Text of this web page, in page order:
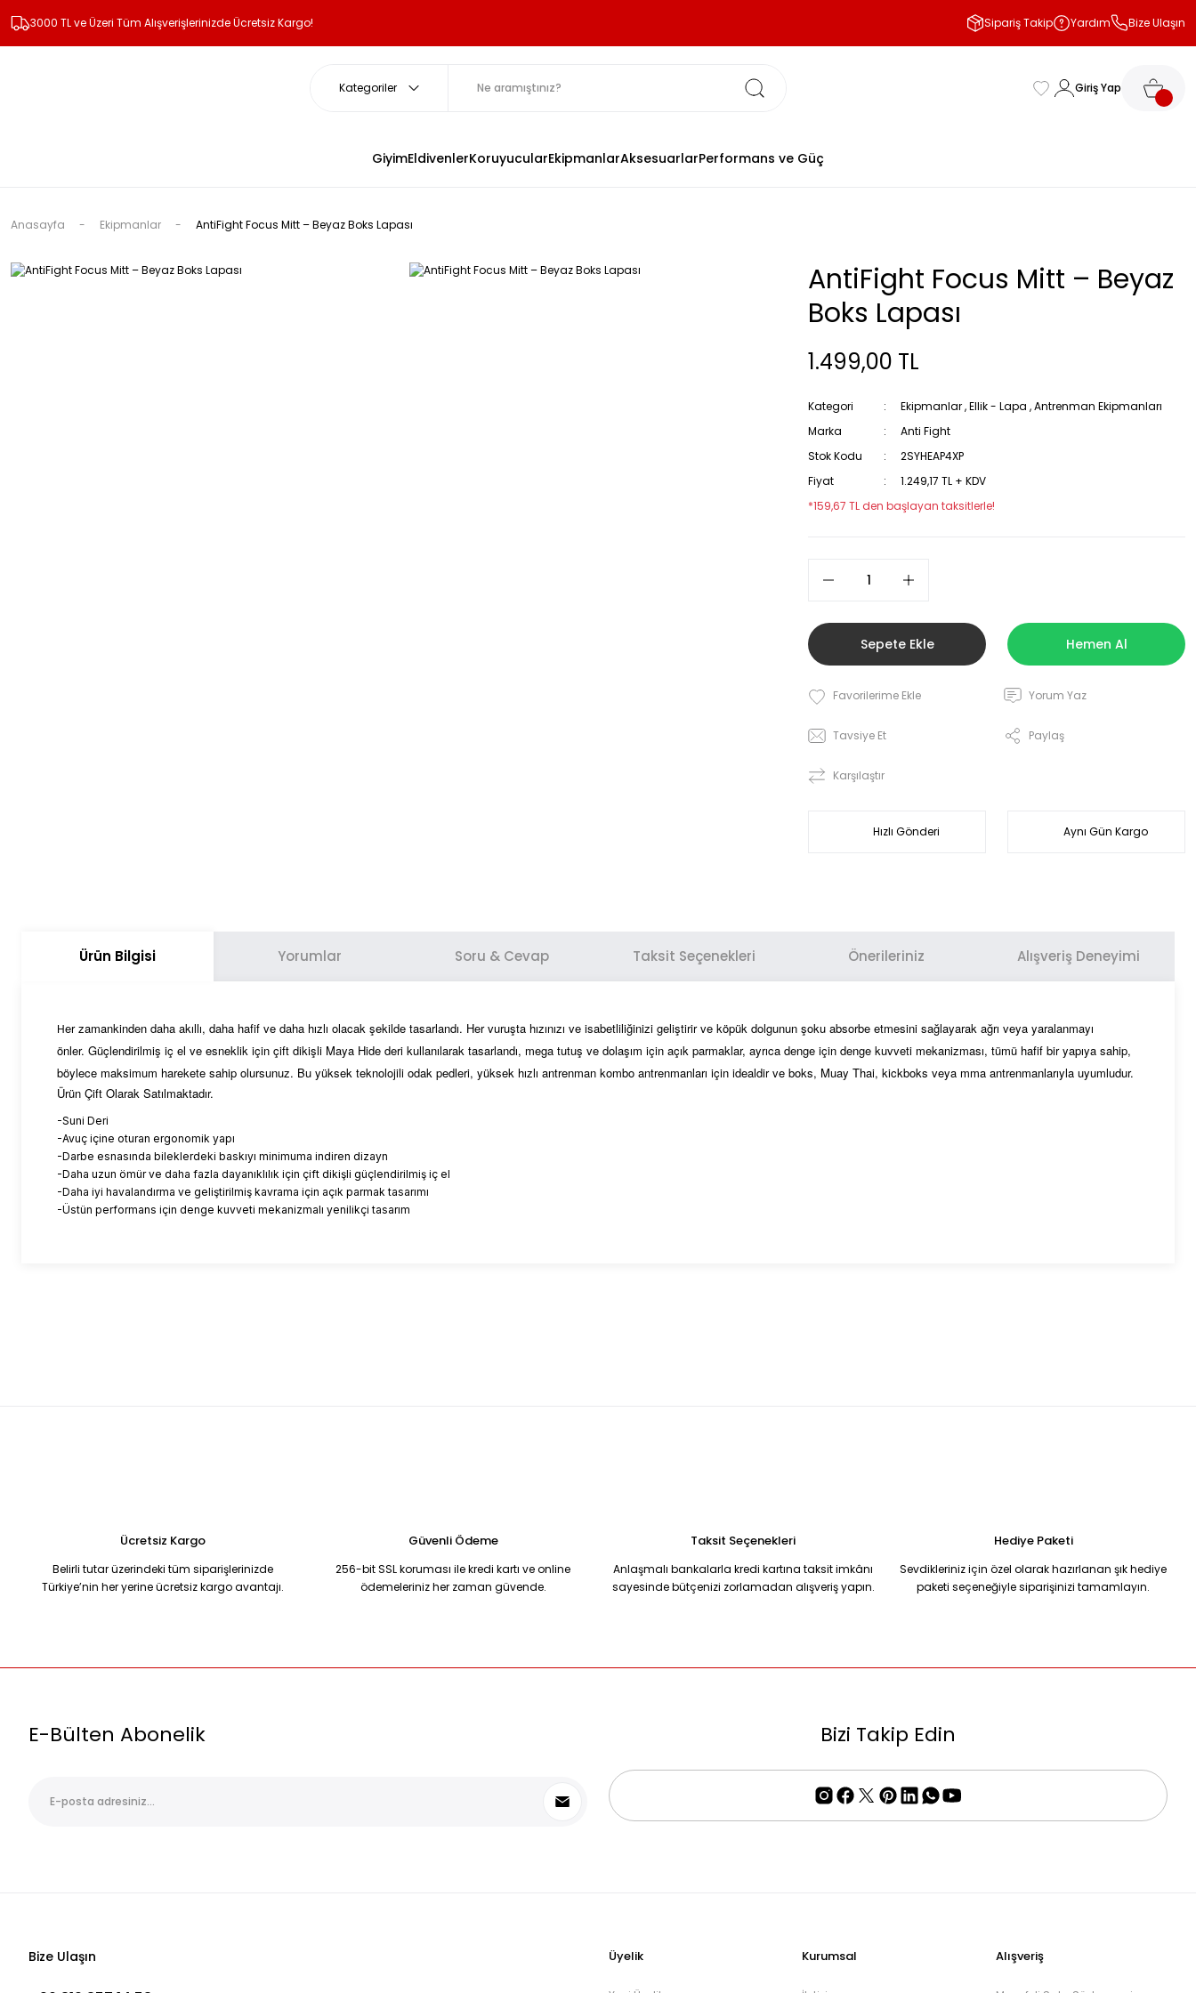
3000 TL ve Üzeri Tüm Alışverişlerinizde Ücretsiz Kargo! Sipariş Takip Yardım Bize Ulaşın
Giriş Yap
GiyimEldivenlerKoruyucularEkipmanlarAksesuarlarPerformans ve Güç
Anasayfa Ekipmanlar AntiFight Focus Mitt – Beyaz Boks Lapası
AntiFight Focus Mitt – Beyaz
Boks Lapası
1.499,00 TL
Kategori Ekipmanlar,Ellik - Lapa ,Antrenman Ekipmanları
Marka
Anti Fight
Stok Kodu
2SYHEAP4XP
Fiyat
1.249,17 TL + KDV
*159,67 TL den başlayan taksitlerle!
Sepete Ekle Hemen Al
Yorum Yaz
Tavsiye Et Paylaş
Karşılaştır
Hızlı Gönderi Aynı Gün Kargo
Ürün Bilgisi Yorumlar Soru & Cevap Taksit Seçenekleri Önerileriniz Alışveriş Deneyimi
Her zamankinden daha akıllı, daha hafif ve daha hızlı olacak şekilde tasarlandı. Her vuruşta hızınızı ve isabetliliğinizi geliştirir ve köpük dolgunun şoku absorbe etmesini sağlayarak ağrı veya yaralanmayı
önler. Güçlendirilmiş iç el ve esneklik için çift dikişli Maya Hide deri kullanılarak tasarlandı, mega tutuş ve dolaşım için açık parmaklar, ayrıca denge için denge kuvveti mekanizması, tümü hafif bir yapıya sahip,
böylece maksimum harekete sahip olursunuz. Bu yüksek teknolojili odak pedleri, yüksek hızlı antrenman kombo antrenmanları için idealdir ve boks, Muay Thai, kickboks veya mma antrenmanlarıyla uyumludur.
Ürün Çift Olarak Satılmaktadır.
-Suni Deri
-Avuç içine oturan ergonomik yapı
-Darbe esnasında bileklerdeki baskıyı minimuma indiren dizayn
-Daha uzun ömür ve daha fazla dayanıklılık için çift dikişli güçlendirilmiş iç el
-Daha iyi havalandırma ve geliştirilmiş kavrama için açık parmak tasarımı
-Üstün performans için denge kuvveti mekanizmalı yenilikçi tasarım
Ücretsiz Kargo
Belirli tutar üzerindeki tüm siparişlerinizde
Türkiye’nin her yerine ücretsiz kargo avantajı.
Güvenli Ödeme
256-bit SSL koruması ile kredi kartı ve online
ödemeleriniz her zaman güvende.
Taksit Seçenekleri
Anlaşmalı bankalarla kredi kartına taksit imkânı
sayesinde bütçenizi zorlamadan alışveriş yapın.
Hediye Paketi
Sevdikleriniz için özel olarak hazırlanan şık hediye
paketi seçeneğiyle siparişinizi tamamlayın.
E-Bülten Abonelik Bizi Takip Edin
Bize Ulaşın Üyelik Kurumsal Alışveriş